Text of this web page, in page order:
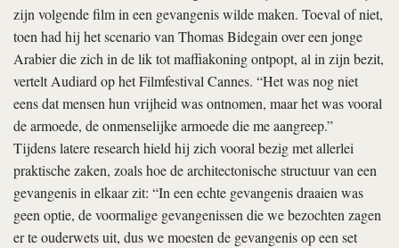
zijn volgende film in een gevangenis wilde maken. Toeval of niet,
toen had hij het scenario van Thomas Bidegain over een jonge
Arabier die zich in de lik tot maffiakoning ontpopt, al in zijn bezit,
vertelt Audiard op het Filmfestival Cannes. “Het was nog niet
eens dat mensen hun vrijheid was ontnomen, maar het was vooral
de armoede, de onmenselijke armoede die me aangreep.”
Tijdens latere research hield hij zich vooral bezig met allerlei
praktische zaken, zoals hoe de architectonische structuur van een
gevangenis in elkaar zit: “In een echte gevangenis draaien was
geen optie, de voormalige gevangenissen die we bezochten zagen
er te ouderwets uit, dus we moesten de gevangenis op een set